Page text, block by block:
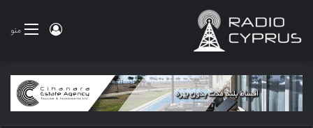
منو ورود